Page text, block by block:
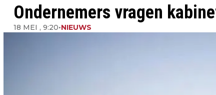
Ondernemers vragen
18 MEI , 9:20•NIEUWS